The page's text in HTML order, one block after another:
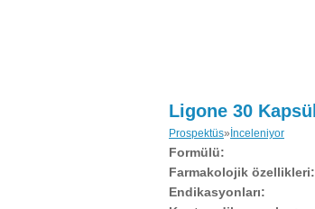
Ligone 30 Kapsül
Prospektüs» İnceleniyor
Formülü:
Farmakolojik özellikleri:
Endikasyonları: